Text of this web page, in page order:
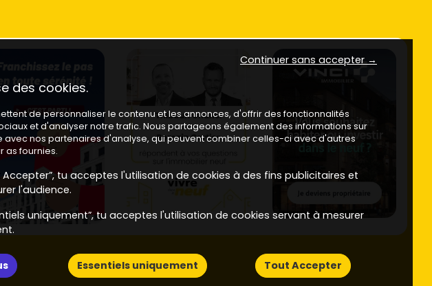
Continuer sans accepter →
des cookies.
de personnaliser le contenu et les annonces, d'offrir des fonctionnalités
et d'analyser notre trafic. Nous partageons également des informations sur
avec nos partenaires d'analyse, qui peuvent combiner celles-ci avec d'autres
as fournies.
Accepter”, tu acceptes l'utilisation de cookies à des fins publicitaires et
l'audience.
uniquement”, tu acceptes l'utilisation de cookies servant à mesurer
Essentiels uniquement Tout Accepter